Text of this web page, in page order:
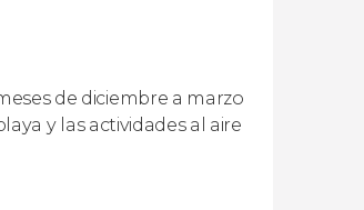
de diciembre a marzo
y las actividades al aire